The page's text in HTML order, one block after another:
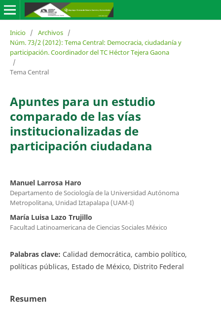
Inicio / Archivos /
Núm. 73/2 (2012): Tema Central: Democracia, ciudadanía y
participación. Coordinador del TC Héctor Tejera Gaona
/
Tema Central
Apuntes para un estudio
comparado de las vías
institucionalizadas de
participación ciudadana
Manuel Larrosa Haro
Departamento de Sociología de la Universidad Autónoma
Metropolitana, Unidad Iztapalapa (UAM-I)
María Luisa Lazo Trujillo
Facultad Latinoamericana de Ciencias Sociales México
Palabras clave: Calidad democrática, cambio político,
políticas públicas, Estado de México, Distrito Federal
Resumen